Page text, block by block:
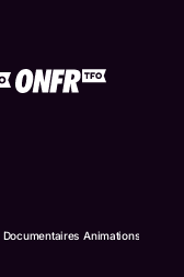
Documentaires Animations